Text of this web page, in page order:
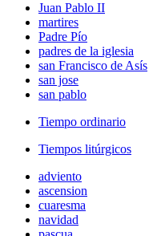
Juan Pablo II
martires
Padre Pío
padres de la iglesia
san Francisco de Asís
san jose
san pablo
Tiempo ordinario
Tiempos litúrgicos
adviento
ascension
cuaresma
navidad